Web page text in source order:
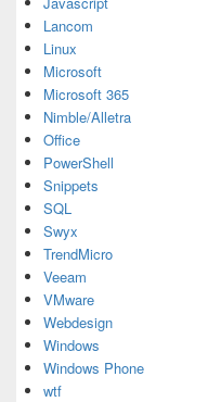
Lancom
Linux
Microsoft
Microsoft 365
Nimble/Alletra
Office
PowerShell
Snippets
SQL
Swyx
TrendMicro
Veeam
VMware
Webdesign
Windows
Windows Phone
wtf